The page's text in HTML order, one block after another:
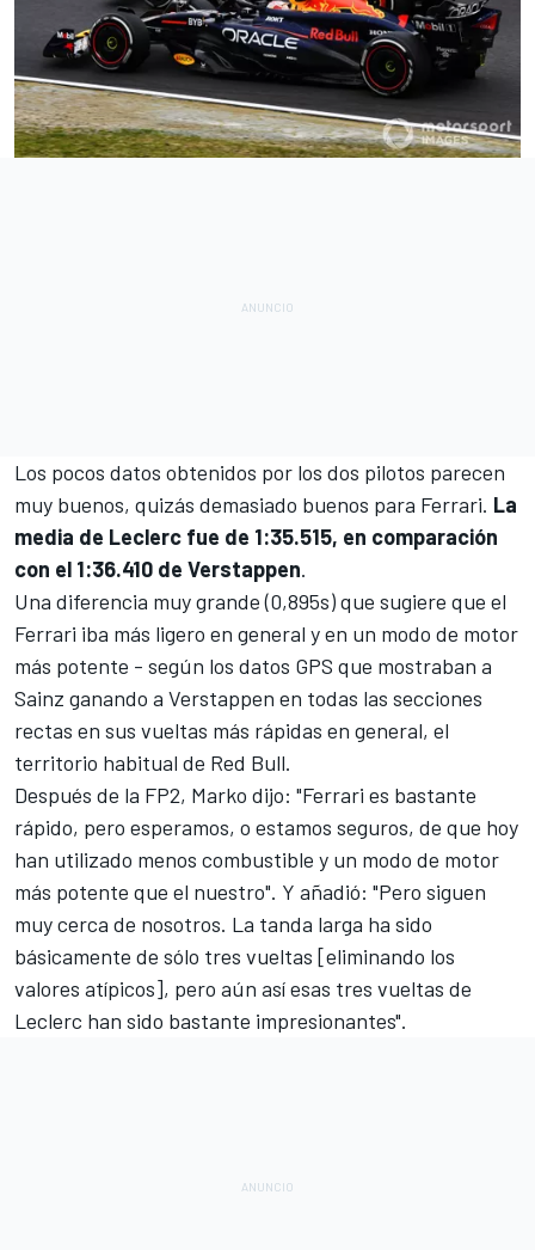
Los pocos datos obtenidos por los dos pilotos parecen
muy buenos, quizás demasiado buenos para Ferrari. La
media de Leclerc fue de 1:35.515, en comparación
con el 1:36.410 de Verstappen.
Una diferencia muy grande (0,895s) que sugiere que el
Ferrari iba más ligero en general y en un modo de motor
más potente - según los datos GPS que mostraban a
Sainz ganando a Verstappen en todas las secciones
rectas en sus vueltas más rápidas en general, el
territorio habitual de Red Bull.
Después de la FP2, Marko dijo: "Ferrari es bastante
rápido, pero esperamos, o estamos seguros, de que hoy
han utilizado menos combustible y un modo de motor
más potente que el nuestro". Y añadió: "Pero siguen
muy cerca de nosotros. La tanda larga ha sido
básicamente de sólo tres vueltas [eliminando los
valores atípicos], pero aún así esas tres vueltas de
Leclerc han sido bastante impresionantes".